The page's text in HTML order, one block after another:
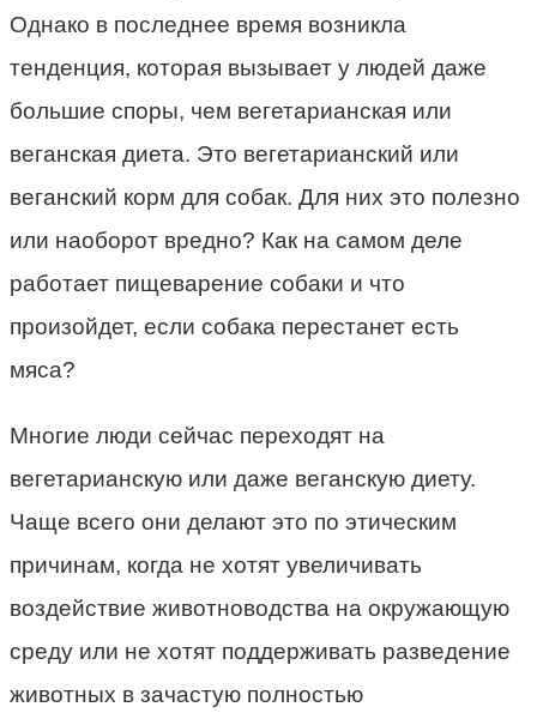
Однако в последнее время возникла
тенденция, которая вызывает у людей даже
большие споры, чем вегетарианская или
веганская диета. Это вегетарианский или
веганский корм для собак. Для них это полезно
или наоборот вредно? Как на самом деле
работает пищеварение собаки и что
произойдет, если собака перестанет есть
мяса?
Многие люди сейчас переходят на
вегетарианскую или даже веганскую диету.
Чаще всего они делают это по этическим
причинам, когда не хотят увеличивать
воздействие животноводства на окружающую
среду или не хотят поддерживать разведение
животных в зачастую полностью